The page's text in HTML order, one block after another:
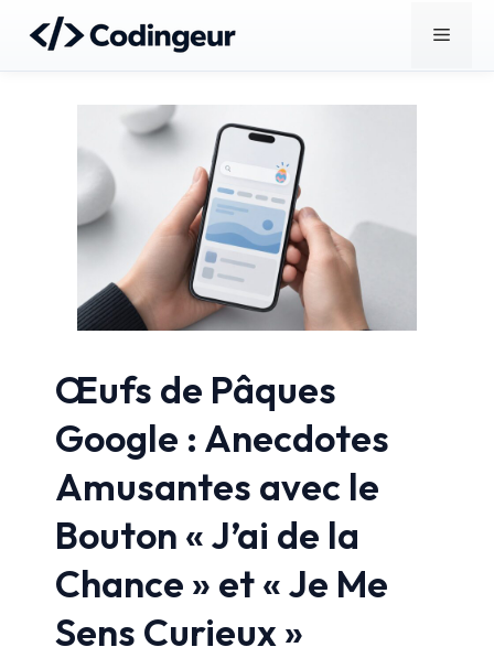
contenu
Menu
Œufs de Pâques
Google : Anecdotes
Amusantes avec le
Bouton « J’ai de la
Chance » et « Je Me
Sens Curieux »